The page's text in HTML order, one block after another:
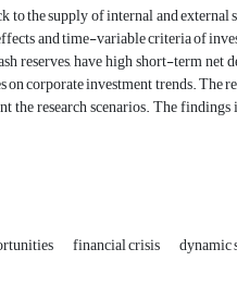
to the supply of internal and
and time-variable criteria of
reserves, have high short-term
corporate investment trends. The
the research scenarios. The
financial crisis dynamic